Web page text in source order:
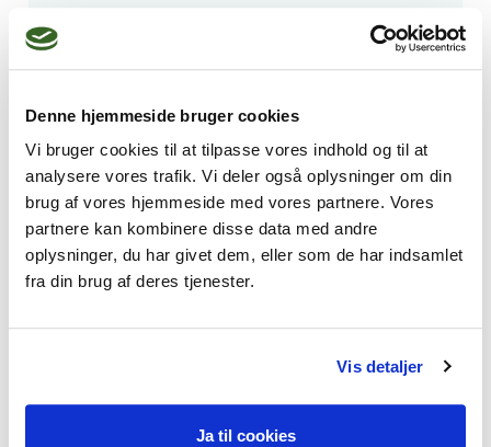
Denne hjemmeside bruger cookies
Vi bruger cookies til at tilpasse vores indhold og til at
analysere vores trafik. Vi deler også oplysninger om din
brug af vores hjemmeside med vores partnere. Vores
partnere kan kombinere disse data med andre
oplysninger, du har givet dem, eller som de har indsamlet
fra din brug af deres tjenester.
Vis detaljer
Ja til cookies
sygdom?
Er ensomhed farligt?
Kan man være ensom, selvom
man har venner?
Hvad sker der i hjernen ved
ensomhed?